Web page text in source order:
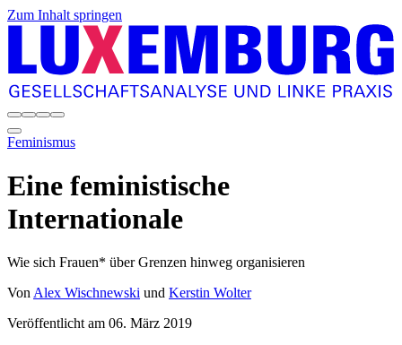
Zum Inhalt springen
Feminismus
Eine feministische
Internationale
Wie sich Frauen* über Grenzen hinweg organisieren
VonAlex Wischnewski und Kerstin Wolter
Veröffentlicht am 06. März 2019